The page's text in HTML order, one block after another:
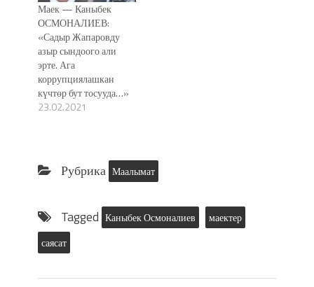
Маек — Каныбек
ОСМОНАЛИЕВ:
«Садыр Жапаровду
азыр сындоого али
эрте. Ага
коррупциялашкан
күчтөр бут тосууда…»
23.02.2021
Рубрика Маалымат
Tagged Каныбек Осмоналиев
маектер
саясат